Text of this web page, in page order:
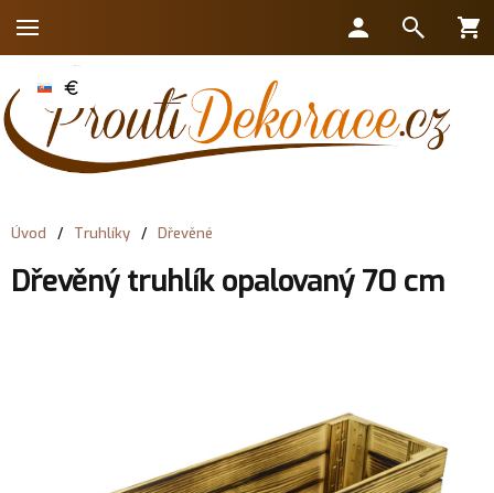
Úvod / Truhlíky / Dřevěné
Dřevěný truhlík opalovaný 70 cm